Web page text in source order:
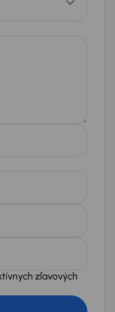
zľavových